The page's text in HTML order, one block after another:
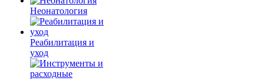
Неонатология
Реабилитация и
уход